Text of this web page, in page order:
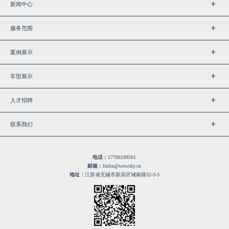
新闻中心
服务范围
案例展示
车型展示
人才招聘
联系我们
电话： 17706199501
邮箱：linlin@wxwsky.cn
地址： 江苏省无锡市新吴区城南路32-3-3